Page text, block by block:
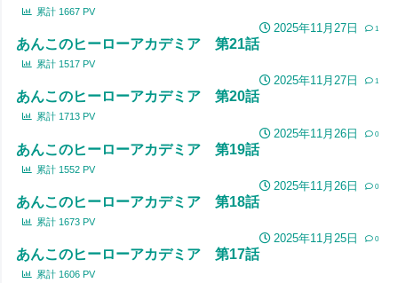
累計 1667 PV
2025年11月27日 1
あんこのヒーローアカデミア 第21話
累計 1517 PV
2025年11月27日 1
あんこのヒーローアカデミア 第20話
累計 1713 PV
2025年11月26日 0
あんこのヒーローアカデミア 第19話
累計 1552 PV
2025年11月26日 0
あんこのヒーローアカデミア 第18話
累計 1673 PV
2025年11月25日 0
あんこのヒーローアカデミア 第17話
累計 1606 PV